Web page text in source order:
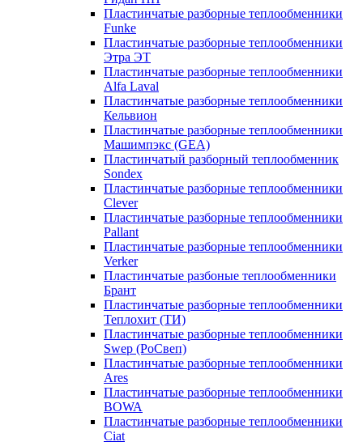
Пластинчатые разборные теплообменники
Funke
Пластинчатые разборные теплообменники
Этра ЭТ
Пластинчатые разборные теплообменники
Alfa Laval
Пластинчатые разборные теплообменники
Кельвион
Пластинчатые разборные теплообменники
Машимпэкс (GEA)
Пластинчатый разборный теплообменник
Sondex
Пластинчатые разборные теплообменники
Clever
Пластинчатые разборные теплообменники
Pallant
Пластинчатые разборные теплообменники
Verker
Пластинчатые разбоные теплообменники
Брант
Пластинчатые разборные теплообменники
Теплохит (ТИ)
Пластинчатые разборные теплообменники
Swep (РоСвеп)
Пластинчатые разборные теплообменники
Ares
Пластинчатые разборные теплообменники
BOWA
Пластинчатые разборные теплообменники
Ciat